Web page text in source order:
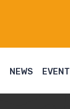
NEWS EVENTI